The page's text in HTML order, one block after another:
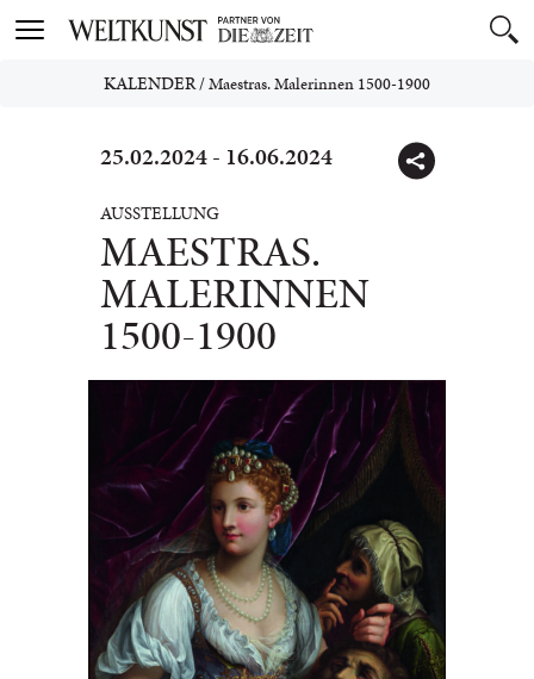
Toggle
KALENDER/Maestras. Malerinnen 1500-1900
25.02.2024 - 16.06.2024
AUSSTELLUNG
MAESTRAS.
MALERINNEN
1500-1900